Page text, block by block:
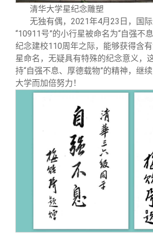
清华大学星纪念雕塑
无独有偶，2021年4月23日，国
“10911号”的小行星被命名为“自强不
纪念建校110周年之际，能够获得含
星命名，无疑具有特殊的纪念意义，
持“自强不息、厚德载物”的精神，继
大学而加倍努力！